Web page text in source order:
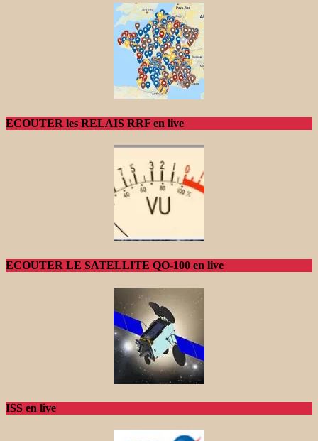
ECOUTER les RELAIS RRF en live
ECOUTER LE SATELLITE QO-100 en live
ISS en live